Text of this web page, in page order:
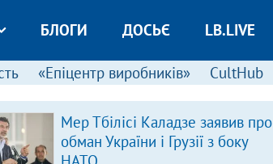
БЛОГИ ДОСЬЄ LB.LIVE
«Епіцентр виробників» CultHub
Мер Тбілісі Каладзе заявив про
обман України і Грузії з боку